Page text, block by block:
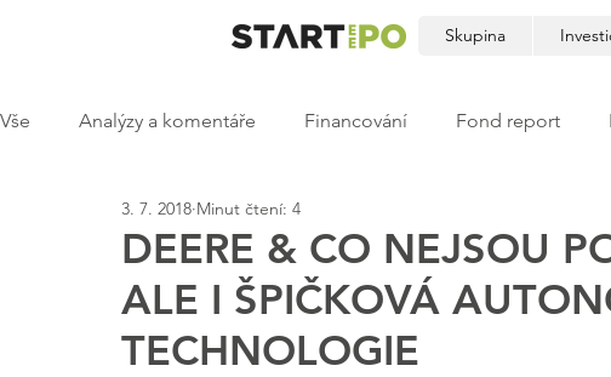
Skupina
Vše Analýzy a komentáře Financování Fond report
DEERE & CO NEJSOU
ALE I ŠPIČKOVÁ
TECHNOLOGIE
3. 7. 2018 Minut čtení: 4